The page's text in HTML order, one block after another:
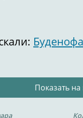
Показать на